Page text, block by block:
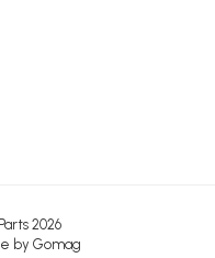
2026
by Gomag